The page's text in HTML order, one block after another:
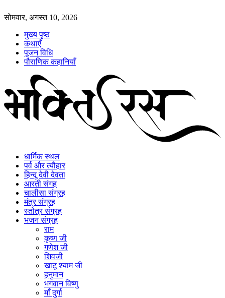
सोमवार, अगस्त 10, 2026
मुख्य पृष्ठ
कथाएँ
पूजन विधि
पौराणिक कहानियाँ
धार्मिक स्थल
पर्व और त्यौहार
हिन्दू देवी देवता
आरती संगह
चालीसा संग्रह
मंत्र संग्रह
स्तोत्र संग्रह
भजन संग्रह
राम
कृष्ण जी
गणेश जी
शिवजी
खाटू श्याम जी
हनुमान
भगवान विष्णु
माँ दुर्गा